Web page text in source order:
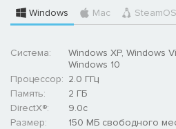
Windows Mac
Система:
Windows XP, Windows
Windows 10
Процессор: 2.0 ГГц
Память:
2 ГБ
DirectX®:
9.0c
Размер:
150 MБ свободного